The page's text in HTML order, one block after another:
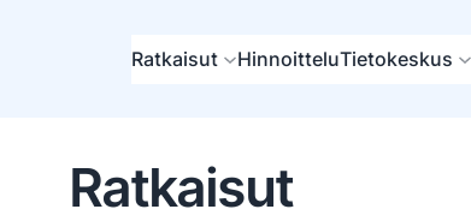
Ratkaisut HinnoitteluTietokeskus
Ratkaisut